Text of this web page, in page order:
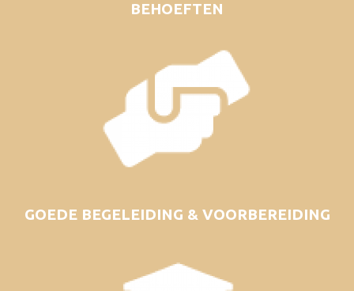
BEHOEFTEN
GOEDE BEGELEIDING & VOORBEREIDING